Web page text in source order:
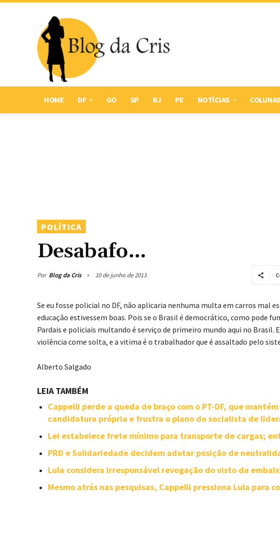
HOME DF GO SP RJ PE NOTÍCIAS
POLÍTICA
Desabafo…
Por Blog da Cris 10 de junho de 2013
Se eu fosse policial no DF, não aplicaria nenhuma multa em carros mal
educação estivessem boas. Pois se o Brasil é democrático, como pode
Pardais e policiais multando é serviço de primeiro mundo aqui no Brasil.
violência come solta, e a vitima é o trabalhador que é assaltado pelo
Alberto Salgado
LEIA TAMBÉM
Cappelli perde a queda de braço com o PT-DF, que
candidatura própria e frustra o plano do socialista de
Lei estabelece frete mínimo para transporte de cargas;
PRD e Solidariedade decidem adotar posição de
Lula considera irresponsável revogação do visto da
Mesmo atrás nas pesquisas, Cappelli pressiona Lula para